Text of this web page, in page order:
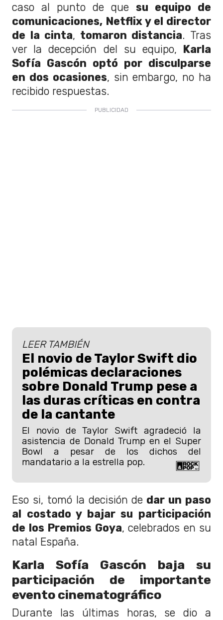
caso al punto de que su equipo de
comunicaciones, Netflix y el director
de la cinta, tomaron distancia. Tras
ver la decepción del su equipo, Karla
Sofía Gascón optó por disculparse
en dos ocasiones, sin embargo, no ha
recibido respuestas.
LEER TAMBIÉN
El novio de Taylor Swift dio
polémicas declaraciones
sobre Donald Trump pese a
las duras críticas en contra
de la cantante
El novio de Taylor Swift agradeció la
asistencia de Donald Trump en el Super
Bowl a pesar de los dichos del
mandatario a la estrella pop.
Eso si, tomó la decisión de dar un paso
al costado y bajar su participación
de los Premios Goya, celebrados en su
natal España.
Karla Sofía Gascón baja su
participación de importante
evento cinematográfico
Durante las últimas horas, se dio a